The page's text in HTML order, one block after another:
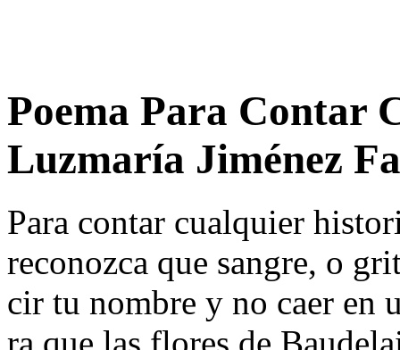
Poema Para Contar
Luzmaría Jiménez
Para contar cualquier
reconozca que sangre, o
cir tu nombre y no caer en